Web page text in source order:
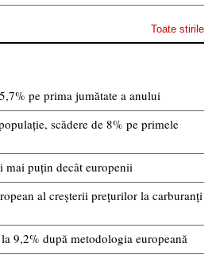
Toate stirile
pe prima jumătate a anului
scădere de 8% pe primele
mai puțin decât europenii
al creșterii prețurilor la carburanți
9,2% după metodologia europeană